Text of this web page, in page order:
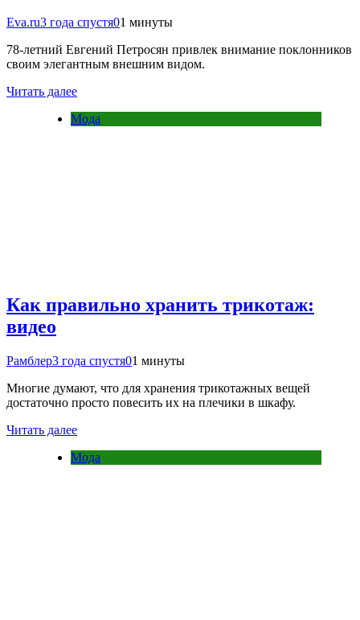
Eva.ru3 года спустя01 минуты
78-летний Евгений Петросян привлек внимание поклонников
своим элегантным внешним видом.
Читать далее
Мода
Как правильно хранить трикотаж:
видео
Рамблер3 года спустя01 минуты
Многие думают, что для хранения трикотажных вещей
достаточно просто повесить их на плечики в шкафу.
Читать далее
Мода